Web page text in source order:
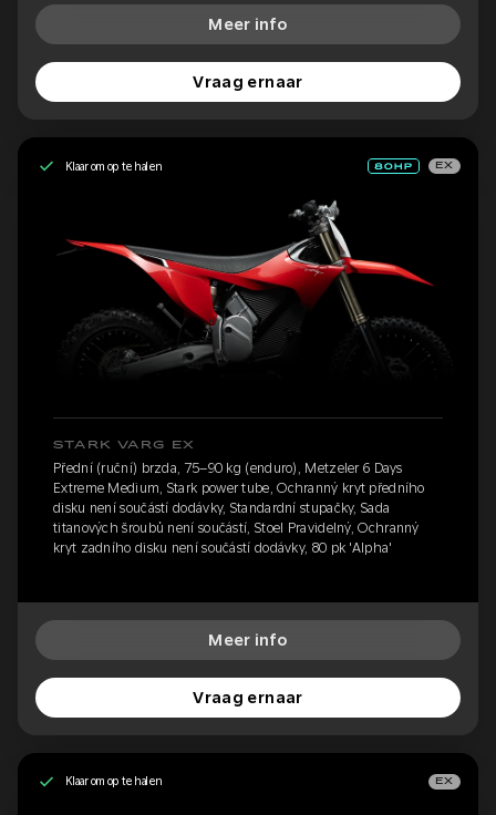
Meer info
Vraag ernaar
Klaar om op te halen EX
STARK VARG EX
Přední (ruční) brzda, 75–90 kg (enduro), Metzeler 6 Days
Extreme Medium, Stark power tube, Ochranný kryt předního
disku není součástí dodávky, Standardní stupačky, Sada
titanových šroubů není součástí, Stoel Pravidelný, Ochranný
kryt zadního disku není součástí dodávky, 80 pk 'Alpha'
Meer info
Vraag ernaar
Klaar om op te halen EX